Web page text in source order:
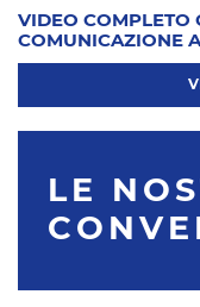
VIDEO COMPLETO
COMUNICAZIONE
LE